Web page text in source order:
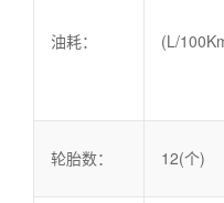
油耗： (L/
轮胎数： 12(个)